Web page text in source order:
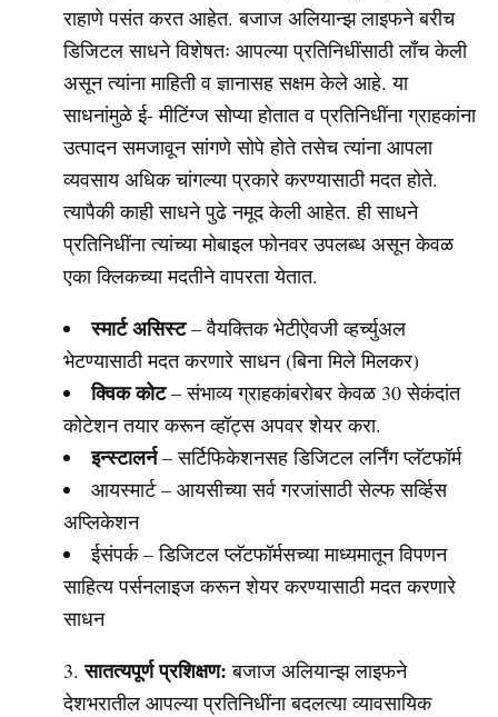
राहाणे पसंत करत आहेत. बजाज अलियान्झ लाइफने बरीच
डिजिटल साधने विशेषतः आपल्या प्रतिनिधींसाठी लाँच केली
असून त्यांना माहिती व ज्ञानासह सक्षम केले आहे. या
साधनांमुळे ई- मीटिंग्ज सोप्या होतात व प्रतिनिधींना ग्राहकांना
उत्पादन समजावून सांगणे सोपे होते तसेच त्यांना आपला
व्यवसाय अधिक चांगल्या प्रकारे करण्यासाठी मदत होते.
त्यापैकी काही साधने पुढे नमूद केली आहेत. ही साधने
प्रतिनिधींना त्यांच्या मोबाइल फोनवर उपलब्ध असून केवळ
एका क्लिकच्या मदतीने वापरता येतात.
स्मार्ट असिस्ट– वैयक्तिक भेटीऐवजी व्हर्च्युअल
भेटण्यासाठी मदत करणारे साधन (बिना मिले मिलकर)
क्विक कोट– संभाव्य ग्राहकांबरोबर केवळ 30 सेकंदांत
कोटेशन तयार करून व्हॉट्स अपवर शेयर करा.
इन्स्टालर्न– सर्टिफिकेशनसह डिजिटल लर्निंग प्लॅटफॉर्म
आयस्मार्ट – आयसीच्या सर्व गरजांसाठी सेल्फ सर्व्हिस
अप्लिकेशन
ईसंपर्क – डिजिटल प्लॅटफॉर्मसच्या माध्यमातून विपणन
साहित्य पर्सनलाइज करून शेयर करण्यासाठी मदत करणारे
साधन
सातत्यपूर्ण प्रशिक्षण:बजाज अलियान्झ लाइफने
देशभरातील आपल्या प्रतिनिधींना बदलत्या व्यावसायिक